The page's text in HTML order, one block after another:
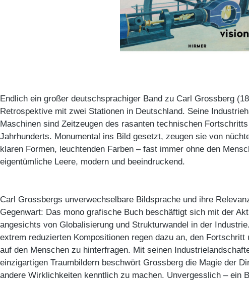
Endlich ein großer deutschsprachiger Band zu Carl Grossberg
Retrospektive mit zwei Stationen in Deutschland. Seine
Maschinen sind Zeitzeugen des rasanten technischen
Jahrhunderts. Monumental ins Bild gesetzt, zeugen sie von
klaren Formen, leuchtenden Farben – fast immer ohne den
eigentümliche Leere, modern und beeindruckend.
Carl Grossbergs unverwechselbare Bildsprache und ihre
Gegenwart: Das mono grafische Buch beschäftigt sich mit der
angesichts von Globalisierung und Strukturwandel in der
extrem reduzierten Kompositionen regen dazu an, den Fortschritt
auf den Menschen zu hinterfragen. Mit seinen
einzigartigen Traumbildern beschwört Grossberg die Magie der
andere Wirklichkeiten kenntlich zu machen. Unvergesslich – ein